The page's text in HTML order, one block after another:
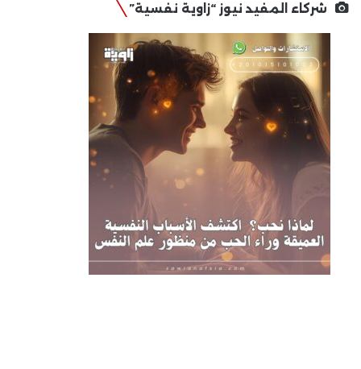
شركاء المفيد نيوز “زاوية نفسية”